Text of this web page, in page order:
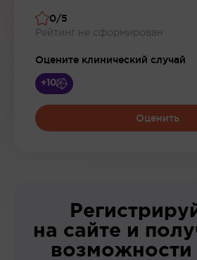
0/5
Рейтинг не сформирован
Оцените клинический случай
+10
Оценить
на сайте и